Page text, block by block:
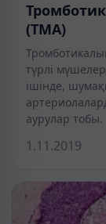
(ТМА)
түрлі
ішінде,
аурулар
1.11.2019